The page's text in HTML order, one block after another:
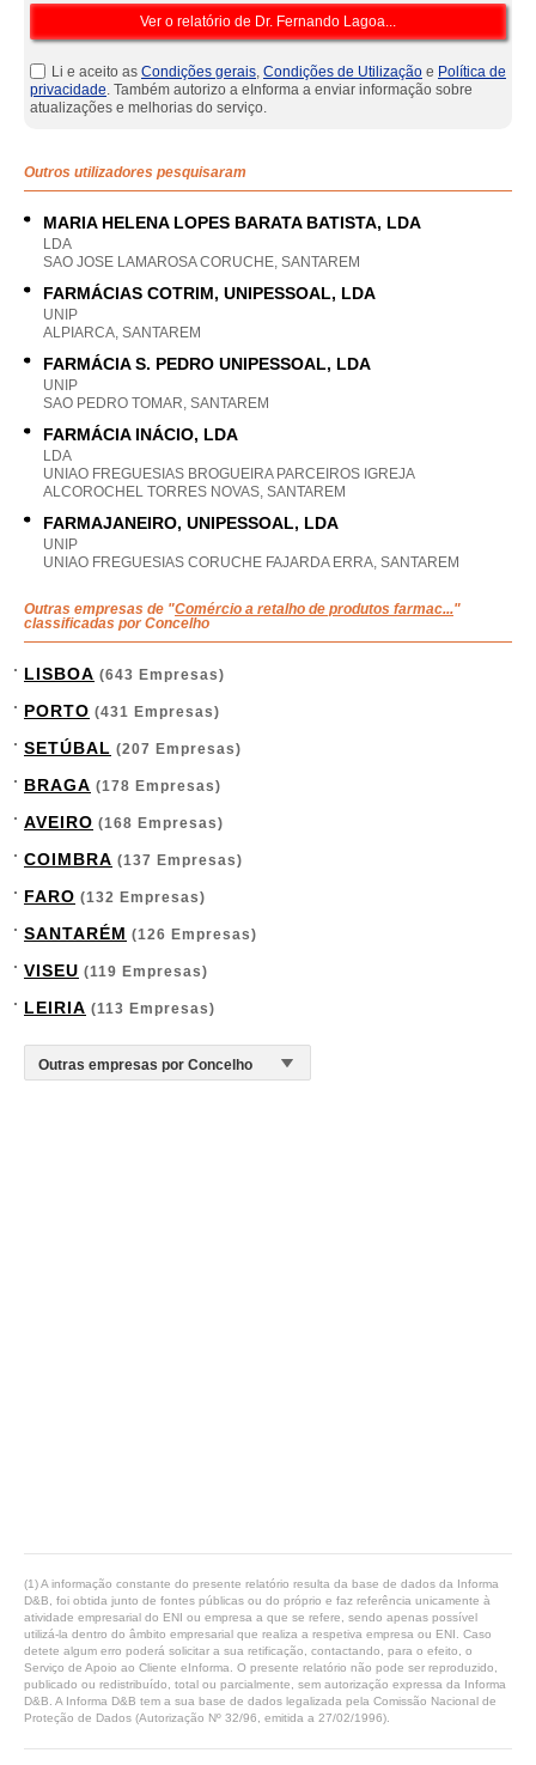
Li e aceito as Condições gerais, Condições de Utilização e Política de
privacidade. Também autorizo a eInforma a enviar informação sobre
atualizações e melhorias do serviço.
Outros utilizadores pesquisaram
MARIA HELENA LOPES BARATA BATISTA, LDA
LDA
SAO JOSE LAMAROSA CORUCHE, SANTAREM
FARMÁCIAS COTRIM, UNIPESSOAL, LDA
UNIP
ALPIARCA, SANTAREM
FARMÁCIA S. PEDRO UNIPESSOAL, LDA
UNIP
SAO PEDRO TOMAR, SANTAREM
FARMÁCIA INÁCIO, LDA
LDA
UNIAO FREGUESIAS BROGUEIRA PARCEIROS IGREJA
ALCOROCHEL TORRES NOVAS, SANTAREM
FARMAJANEIRO, UNIPESSOAL, LDA
UNIP
UNIAO FREGUESIAS CORUCHE FAJARDA ERRA, SANTAREM
Outras empresas de "Comércio a retalho de produtos farmac..."
classificadas por Concelho
LISBOA (643 Empresas)
PORTO (431 Empresas)
SETÚBAL (207 Empresas)
BRAGA (178 Empresas)
AVEIRO (168 Empresas)
COIMBRA (137 Empresas)
FARO (132 Empresas)
SANTARÉM (126 Empresas)
VISEU (119 Empresas)
LEIRIA (113 Empresas)
(1) A informação constante do presente relatório resulta da base de dados da Informa
D&B, foi obtida junto de fontes públicas ou do próprio e faz referência unicamente à
atividade empresarial do ENI ou empresa a que se refere, sendo apenas possível
utilizá-la dentro do âmbito empresarial que realiza a respetiva empresa ou ENI. Caso
detete algum erro poderá solicitar a sua retificação, contactando, para o efeito, o
Serviço de Apoio ao Cliente eInforma. O presente relatório não pode ser reproduzido,
publicado ou redistribuído, total ou parcialmente, sem autorização expressa da Informa
D&B. A Informa D&B tem a sua base de dados legalizada pela Comissão Nacional de
Proteção de Dados (Autorização Nº 32/96, emitida a 27/02/1996).